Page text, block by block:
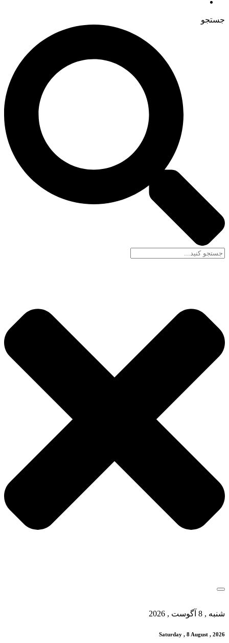
جستجو
شنبه , 8 آگوست , 2026
Saturday , 8 August , 2026